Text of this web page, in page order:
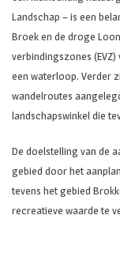
Landschap – is een
Broek en de droge
verbindingszones (EVZ)
een waterloop. Verder
wandelroutes
landschapswinkel die
De doelstelling van de
gebied door het
tevens het gebied
recreatieve waarde te